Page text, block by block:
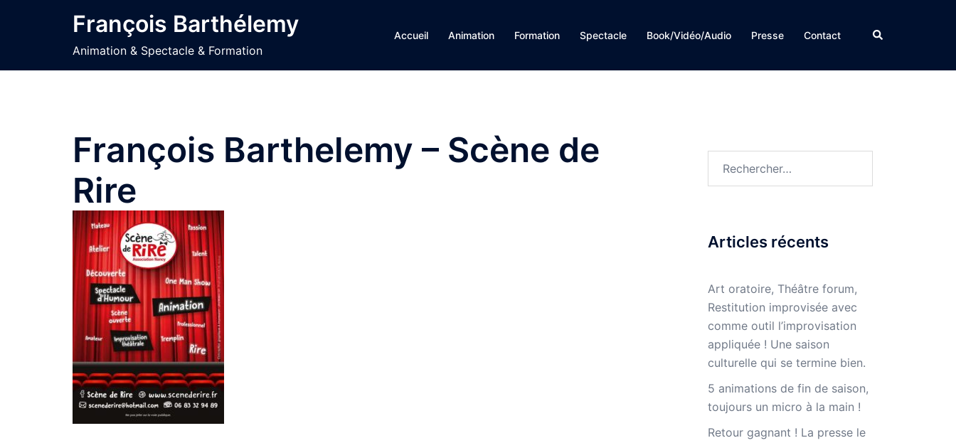
François Barthélemy
Animation & Spectacle & Formation
Accueil Animation Formation Spectacle Book/Vidéo/Audio Presse Contact Rechercher
François Barthelemy – Scène de
Rire
Articles récents
Art oratoire, Théâtre forum,
Restitution improvisée avec
comme outil l’improvisation
appliquée ! Une saison
culturelle qui se termine bien.
5 animations de fin de saison,
toujours un micro à la main !
Retour gagnant ! La presse le